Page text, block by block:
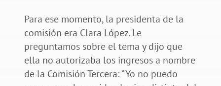
Para ese momento, la presidenta de la
comisión era Clara López. Le
preguntamos sobre el tema y dijo que
ella no autorizaba los ingresos a nombre
de la Comisión Tercera: “Yo no puedo